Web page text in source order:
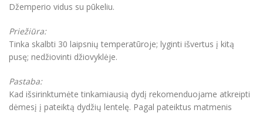
Džemperio vidus su pūkeliu.
Priežiūra:
Tinka skalbti 30 laipsnių temperatūroje; lyginti išvertus į kitą
pusę; nedžiovinti džiovyklėje.
Pastaba:
Kad išsirinktumėte tinkamiausią dydį rekomenduojame atkreipti
dėmesį į pateiktą dydžių lentelę. Pagal pateiktus matmenis